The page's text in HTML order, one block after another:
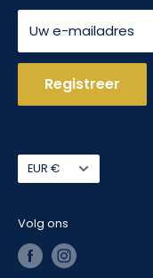
Servicevoorwaarden
Uw e-mailadres
Registreer
Valuta
EUR €
Volg ons